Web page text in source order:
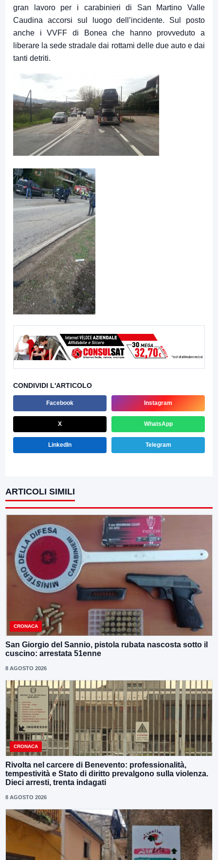
gran lavoro per i carabinieri di San Martino Valle
Caudina accorsi sul luogo dell’incidente. Sul posto
anche i VVFF di Bonea che hanno provveduto a
liberare la sede stradale dai rottami delle due auto e dai
tanti detriti.
CONDIVIDI L'ARTICOLO
Facebook Instagram
X WhatsApp
LinkedIn Telegram
ARTICOLI SIMILI
CRONACA
San Giorgio del Sannio, pistola rubata nascosta sotto il
cuscino: arrestata 51enne
8 AGOSTO 2026
CRONACA
Rivolta nel carcere di Benevento: professionalità,
tempestività e Stato di diritto prevalgono sulla violenza.
Dieci arresti, trenta indagati
8 AGOSTO 2026